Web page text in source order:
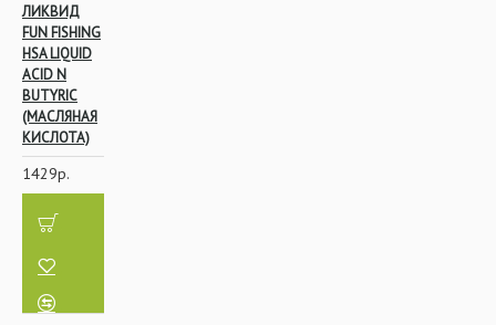
ЛИКВИД
FUN FISHING
HSA LIQUID
ACID N
BUTYRIC
(МАСЛЯНАЯ
КИСЛОТА)
1429р.